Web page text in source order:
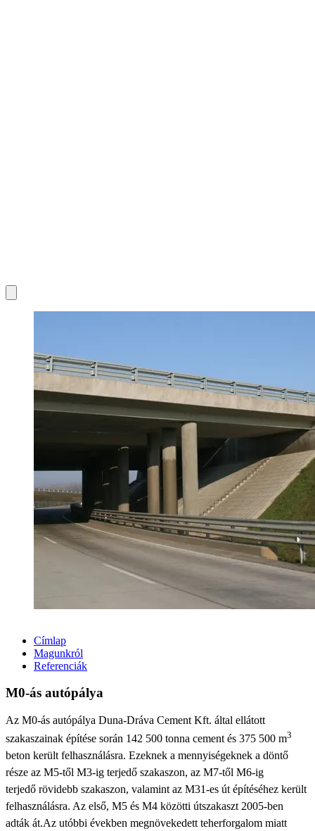
Címlap
Magunkról
Referenciák
M0-ás autópálya
Az M0-ás autópálya Duna-Dráva Cement Kft. által ellátott
szakaszainak építése során 142 500 tonna cement és 375 500 m3
beton került felhasználásra. Ezeknek a mennyiségeknek a döntő
része az M5-től M3-ig terjedő szakaszon, az M7-től M6-ig
terjedő rövidebb szakaszon, valamint az M31-es út építéséhez került
felhasználásra. Az első, M5 és M4 közötti útszakaszt 2005-ben
adták át.Az utóbbi években megnövekedett teherforgalom miatt